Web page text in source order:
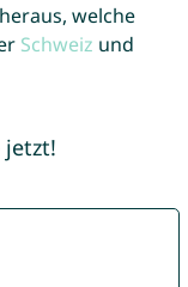
welche
Schweiz und
jetzt!